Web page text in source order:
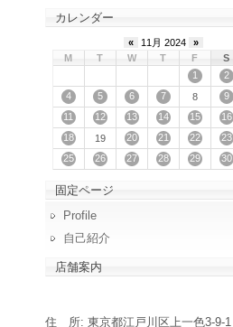
カレンダー
« 11月 2024
»
M
T W T F S
1
2
4
5 6 7 8 9
11
12 13 14 15 16
18
19 20 21 22 23
25
26 27 28 29 30
固定ページ
Profile
自己紹介
店舗案内
住 所: 東京都江戸川区上一色3-9-1